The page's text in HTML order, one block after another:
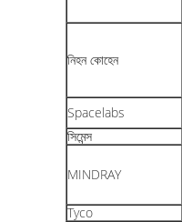
নিহন কোহেন
Spacelabs
সিমেন্স
MINDRAY
Tyco